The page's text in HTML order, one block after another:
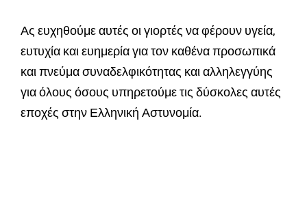
Ας ευχηθούμε αυτές οι γιορτές να φέρουν υγεία,
ευτυχία και ευημερία για τον καθένα προσωπικά
και πνεύμα συναδελφικότητας και αλληλεγγύης
για όλους όσους υπηρετούμε τις δύσκολες αυτές
εποχές στην Ελληνική Αστυνομία.